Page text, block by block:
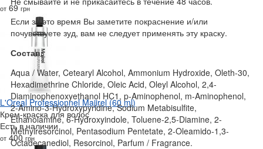
Если за это время Вы заметите покраснение и/или
почувствуете зуд, вам не следует применять эту краску.
Состав:
Aqua / Water, Cetearyl Alcohol, Ammonium Hydroxide, Oleth-30,
Hexadimethrine Chloride, Oleic Acid, Oleyl Alcohol, 2,4-
Diaminophenoxyethanol HC1, p-Aminophenol, m-Aminophenol,
2-Amino-3-Hydroxypyridine, Sodium Metabisulfite,
Ethanolamine, 6-Hydroxyindole, Toluene-2,5-Diamine, 2-
Methylresorcinol, Pentasodium Pentetate, 2-Oleamido-1,3-
Octadecanediol, Resorcinol, Parfum / Fragrance.
от 69грн
L'Oreal Professionnel Majirel (60 ml)
Крем-краска для волос
Есть в наличии
от 400грн